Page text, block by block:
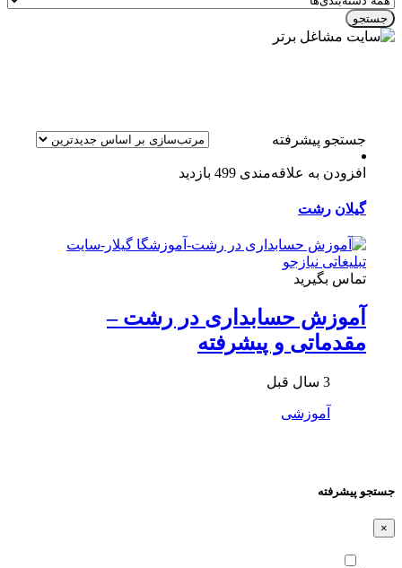
جستجو
جستجو پیشرفته
افزودن به علاقه‌مندی 499 بازدید
گیلان رشت
تماس بگیرید
آموزش حسابداری در رشت –
مقدماتی و پیشرفته
3 سال قبل
آموزشی
جستجو پیشرفته
×